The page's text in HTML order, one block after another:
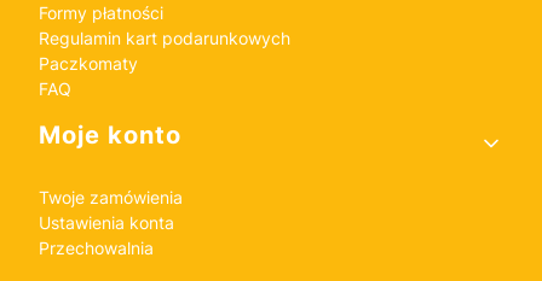
Formy płatności
Regulamin kart podarunkowych
Paczkomaty
FAQ
Moje konto
Twoje zamówienia
Ustawienia konta
Przechowalnia